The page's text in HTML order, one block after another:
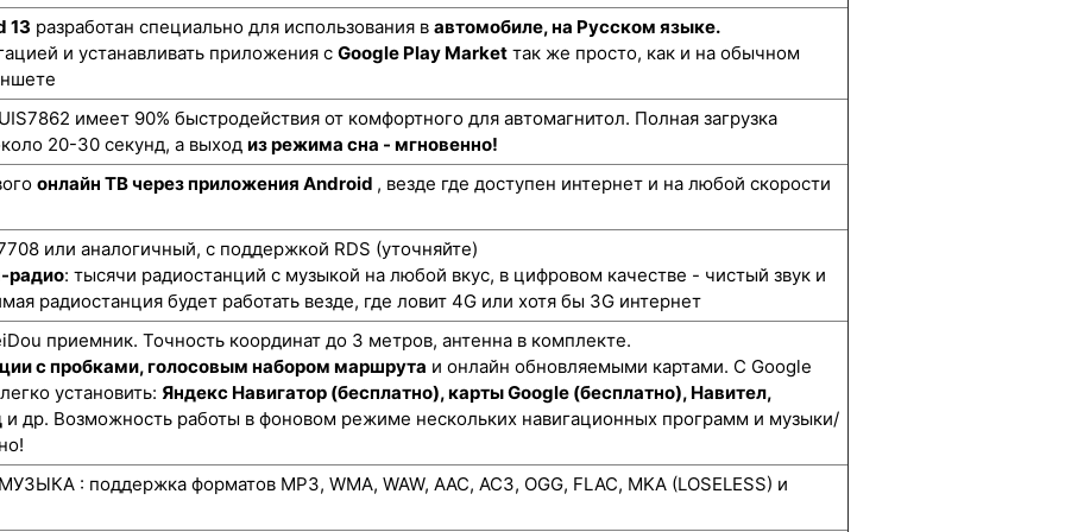
13 разработан специально для использования в автомобиле, на Русском языке.
и устанавливать приложения с Google Play Market так же просто, как и на обычном
имеет 90% быстродействия от комфортного для автомагнитол. Полная загрузка
20-30 секунд, а выход из режима сна - мгновенно!
онлайн ТВ через приложения Android , везде где доступен интернет и на любой скорости
или аналогичный, с поддержкой RDS (уточняйте)
радио: тысячи радиостанций с музыкой на любой вкус, в цифровом качестве - чистый звук и
радиостанция будет работать везде, где ловит 4G или хотя бы 3G интернет
приемник. Точность координат до 3 метров, антенна в комплекте.
с пробками, голосовым набором маршрута и онлайн обновляемыми картами. С Google
установить: Яндекс Навигатор (бесплатно), карты Google (бесплатно), Навител,
и др. Возможность работы в фоновом режиме нескольких навигационных программ и музыки/
: поддержка форматов MP3, WMA, WAW, AAC, AC3, OGG, FLAC, MKA (LOSELESS) и